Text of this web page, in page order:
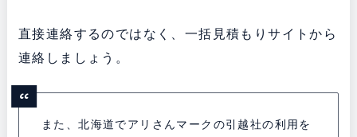
直接連絡するのではなく、一括見積もりサイトから
連絡しましょう。
また、北海道でアリさんマークの引越社の利用を